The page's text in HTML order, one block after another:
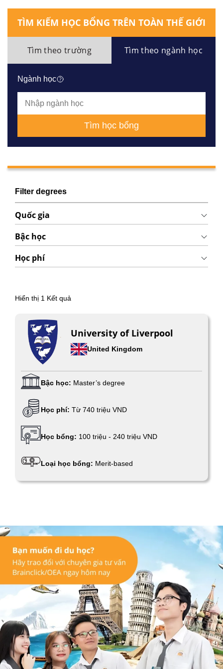
TÌM KIẾM HỌC BỔNG TRÊN TOÀN THẾ GIỚI
Tìm theo trường Tìm theo ngành học
Ngành học
Tìm học bổng
Filter degrees
Quốc gia
Bậc học
Học phí
Hiển thị 1 Kết quả
University of Liverpool
United Kingdom
Bậc học: Master’s degree
Học phí: Từ 740 triệu VND
Học bổng: 100 triệu - 240 triệu VND
Loại học bổng: Merit-based